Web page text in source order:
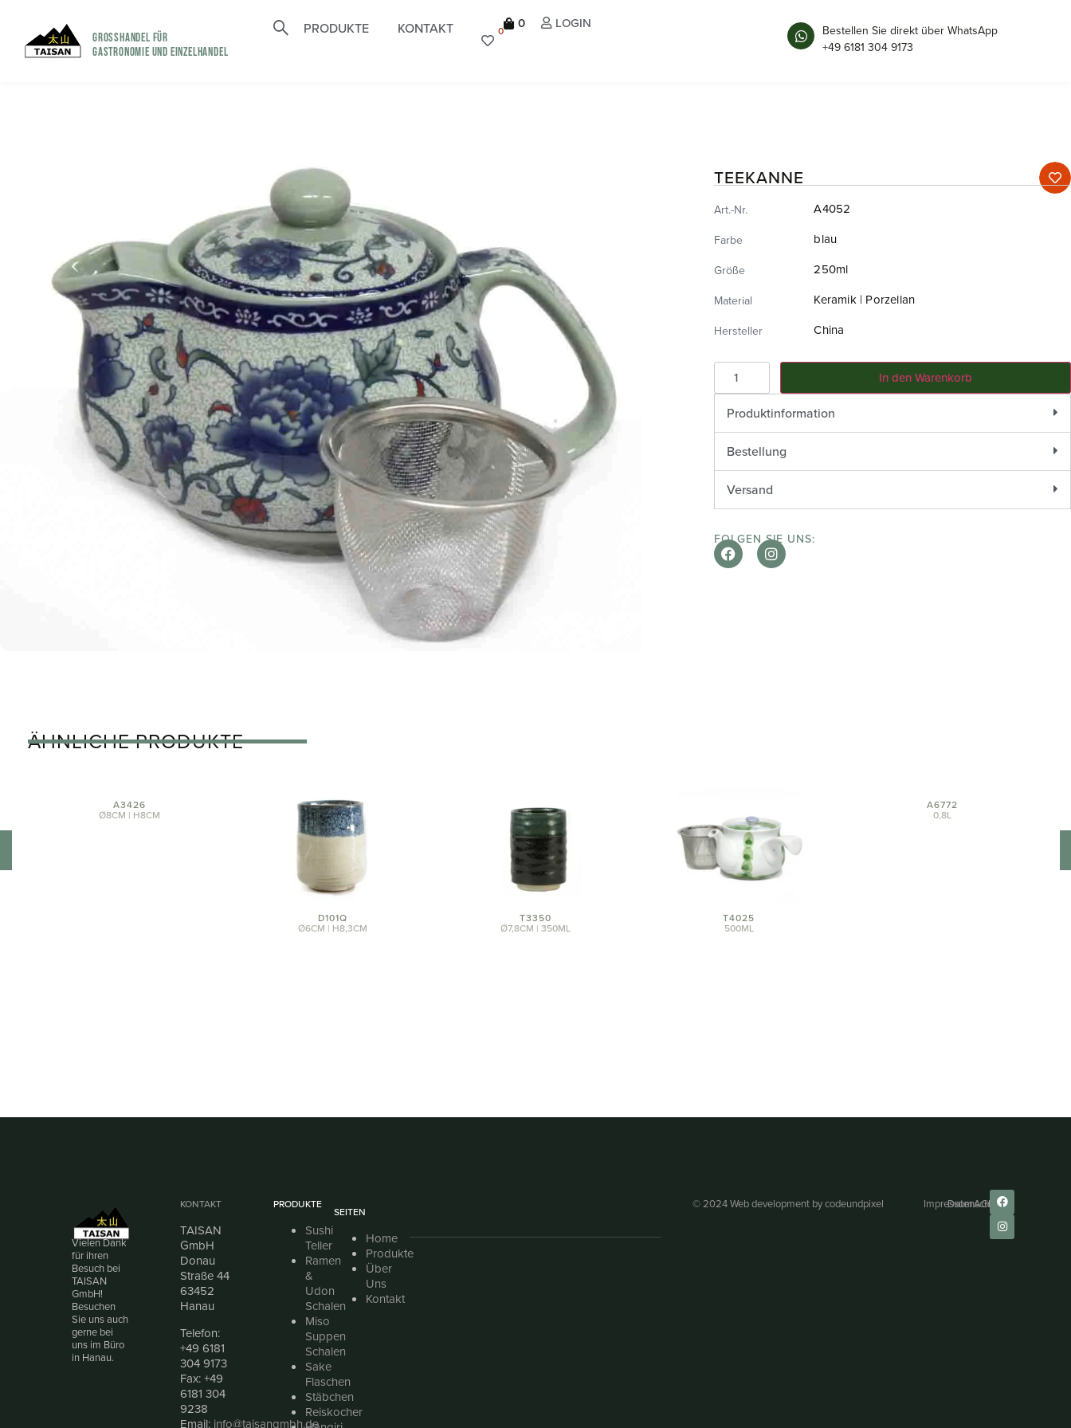
GROSSHANDEL FÜR
GASTRONOMIE UND EINZELHANDEL
PRODUKTE KONTAKT 0 0 LOGIN
Bestellen Sie direkt über WhatsApp
+49 6181 304 9173
TEEKANNE
Art.-Nr. A4052
Farbe blau
Größe 250ml
Material Keramik | Porzellan
Hersteller China
In den Warenkorb
Produktinformation
Bestellung
Versand
FOLGEN SIE UNS:
ÄHNLICHE PRODUKTE
A3426
Ø8CM | H8CM
D101Q
Ø6CM | H8,3CM
T3350
Ø7,8CM | 350ML
T4025
500ML
A6772
0,8L
Vielen Dank
für ihren
Besuch bei
TAISAN
GmbH!
Besuchen
Sie uns auch
gerne bei
uns im Büro
in Hanau.
KONTAKT
TAISAN
GmbH
Donau
Straße 44
63452
Hanau
Telefon:
+49 6181
304 9173
Fax: +49
6181 304
9238
Email: info@taisangmbh.de
PRODUKTE
Sushi
Teller
Ramen
&
Udon
Schalen
Miso
Suppen
Schalen
Sake
Flaschen
Stäbchen
Reiskocher
SEITEN
Home
Produkte
Über
Uns
Kontakt
© 2024 Web development bycodeundpixel ImpressumDatenschutz
AGB